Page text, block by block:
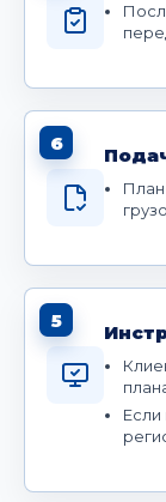
6
План
5